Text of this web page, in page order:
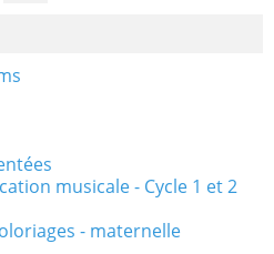
musicale - Cycle 1 et 2
- maternelle